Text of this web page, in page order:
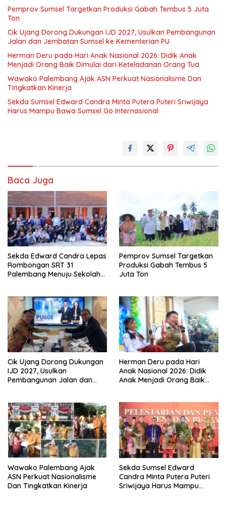
Pemprov Sumsel Targetkan Produksi Gabah Tembus 5 Juta
Ton
Cik Ujang Dorong Dukungan IJD 2027, Usulkan Pembangunan
Jalan dan Jembatan Sumsel ke Kementerian PU
Herman Deru pada Hari Anak Nasional 2026: Didik Anak
Menjadi Orang Baik Dimulai dari Keteladanan Orang Tua
Wawako Palembang Ajak ASN Perkuat Nasionalisme Dan
Tingkatkan Kinerja
Sekda Sumsel Edward Candra Minta Putera Puteri Sriwijaya
Harus Mampu Bawa Sumsel Go Internasional
Baca Juga
Sekda Edward Candra Lepas
Rombongan SRT 31
Palembang Menuju Sekolah
Pemprov Sumsel Targetkan
Produksi Gabah Tembus 5
Juta Ton
Cik Ujang Dorong Dukungan
IJD 2027, Usulkan
Pembangunan Jalan dan
Herman Deru pada Hari
Anak Nasional 2026: Didik
Anak Menjadi Orang Baik
Wawako Palembang Ajak
ASN Perkuat Nasionalisme
Dan Tingkatkan Kinerja
Sekda Sumsel Edward
Candra Minta Putera Puteri
Sriwijaya Harus Mampu